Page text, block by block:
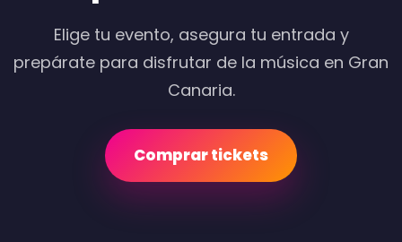
Elige tu evento, asegura tu entrada y
prepárate para disfrutar de la música en Gran
Canaria.
Comprar tickets